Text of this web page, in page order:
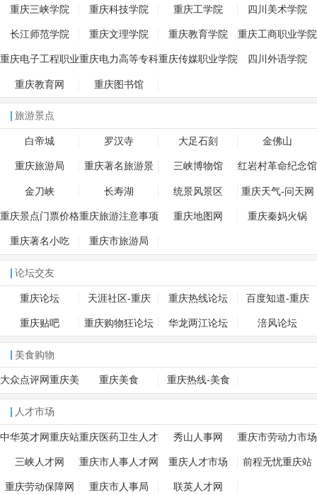
重庆三峡学院 重庆科技学院 重庆工学院 四川美术学院
长江师范学院 重庆文理学院 重庆教育学院 重庆工商职业学院
重庆电子工程职业
学院
重庆电力高等专科
学校
重庆传媒职业学院 四川外语学院
重庆教育网 重庆图书馆
旅游景点
白帝城 罗汉寺 大足石刻 金佛山
重庆旅游局 重庆著名旅游景
点-携程
三峡博物馆 红岩村革命纪念馆
金刀峡 长寿湖 统景风景区 重庆天气-问天网
重庆景点门票价格
一览表
重庆旅游注意事项 重庆地图网 重庆秦妈火锅
重庆著名小吃 重庆市旅游局
论坛交友
重庆论坛 天涯社区-重庆 重庆热线论坛 百度知道-重庆
重庆贴吧 重庆购物狂论坛 华龙两江论坛 涪风论坛
美食购物
大众点评网重庆美
食
重庆美食 重庆热线-美食
人才市场
中华英才网重庆站重庆医药卫生人才
网
秀山人事网 重庆市劳动力市场
三峡人才网 重庆市人事人才网 重庆人才市场 前程无忧重庆站
重庆劳动保障网 重庆市人事局 联英人才网